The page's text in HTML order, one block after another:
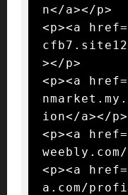
n</a></p>
<p><a
></p>
<p><a
ion</a></p>
<p><a
<p><a
a.com/